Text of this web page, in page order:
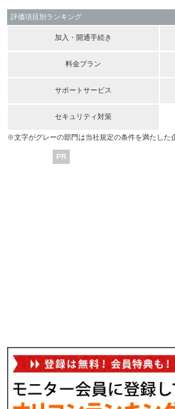
評価項目別ランキング
加入・開通手続き
料金プラン
サポートサービス
セキュリティ対策
※文字がグレーの部門は当社規定の条件を満たした
PR